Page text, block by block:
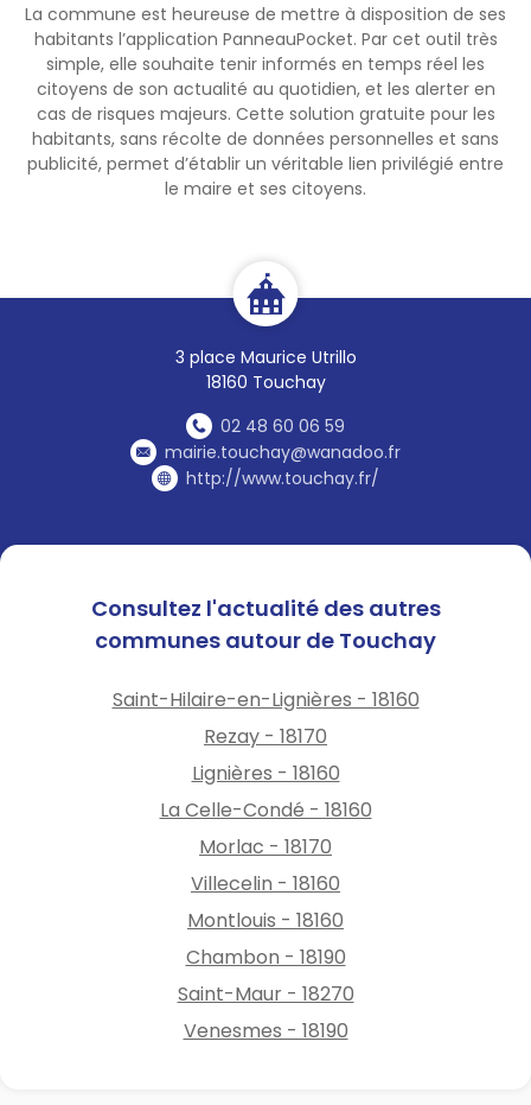
La commune est heureuse de mettre à disposition de ses
habitants l’application PanneauPocket. Par cet outil très
simple, elle souhaite tenir informés en temps réel les
citoyens de son actualité au quotidien, et les alerter en
cas de risques majeurs. Cette solution gratuite pour les
habitants, sans récolte de données personnelles et sans
publicité, permet d’établir un véritable lien privilégié entre
le maire et ses citoyens.
3 place Maurice Utrillo
18160 Touchay
02 48 60 06 59
mairie.touchay@wanadoo.fr
http://www.touchay.fr/
Consultez l'actualité des autres
communes autour de Touchay
Saint-Hilaire-en-Lignières - 18160
Rezay - 18170
Lignières - 18160
La Celle-Condé - 18160
Morlac - 18170
Villecelin - 18160
Montlouis - 18160
Chambon - 18190
Saint-Maur - 18270
Venesmes - 18190